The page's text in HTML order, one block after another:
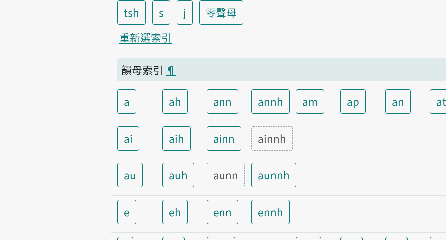
tsh
s j
零聲母
重新選索引
韻母索引 ¶
a ah ann annh am ap an at
ai aih ainn ainnh
au auh aunn aunnh
e eh enn ennh